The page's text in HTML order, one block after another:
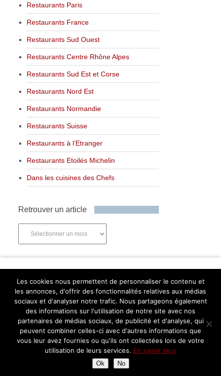
Restaurants Paris
Restaurants France
Restaurants Sud Ouest
Restaurants Centre Rhône Alpes
Restaurants Sud Est et Corse
Restaurants Nord Est
Restaurants Normandie
Restaurants Suisse
Restaurants à l’Etranger
Restaurants Etoilés Michelin
Dans les cuisines des Chefs
Retrouver un article
Abonnez-vous
Facebook Twitter Instagram Pinterest
Copyright © 2026.
Les cookies nous permettent de personnaliser le contenu et
les annonces, d'offrir des fonctionnalités relatives aux médias
sociaux et d'analyser notre trafic. Nous partageons également
des informations sur l'utilisation de notre site avec nos
partenaires de médias sociaux, de publicité et d'analyse, qui
peuvent combiner celles-ci avec d'autres informations que
vous leur avez fournies ou qu'ils ont collectées lors de votre
utilisation de leurs services. En savoir plus
Ok No